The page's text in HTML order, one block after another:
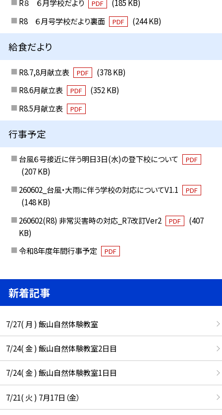
R８ ６月学校だより PDF
(185 KB)
R8 ６月号学校だより裏面
PDF (244 KB)
給食だより
R8.7,8月献立表 PDF
(378 KB)
R8.6月献立表
PDF
(352 KB)
R8.5月献立表
PDF
行事予定
台風６号接近に伴う明日3日(水)の登下校について PDF
(207 KB)
260602_台風・大雨に伴う学校の対応についてV1.1
PDF
(148 KB)
260602(R8) 非常災害時の対応_R7改訂Ver2
PDF
(407
KB)
令和8年度年間行事予定
PDF
新着記事
7/27( 月 ) 飯山自然体験教室
7/24( 金 ) 飯山自然体験教室2日目
7/24( 金 ) 飯山自然体験教室1日目
7/21( 火 ) 7月17日（金）